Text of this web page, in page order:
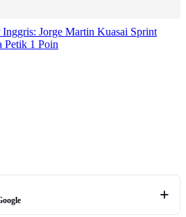
Jorge Martin Kuasai Sprint
Petik 1 Poin